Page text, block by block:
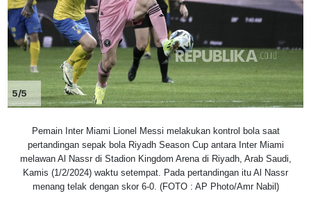
5/5
Pemain Inter Miami Lionel Messi melakukan kontrol bola saat
pertandingan sepak bola Riyadh Season Cup antara Inter Miami
melawan Al Nassr di Stadion Kingdom Arena di Riyadh, Arab Saudi,
Kamis (1/2/2024) waktu setempat. Pada pertandingan itu Al Nassr
menang telak dengan skor 6-0. (FOTO : AP Photo/Amr Nabil)